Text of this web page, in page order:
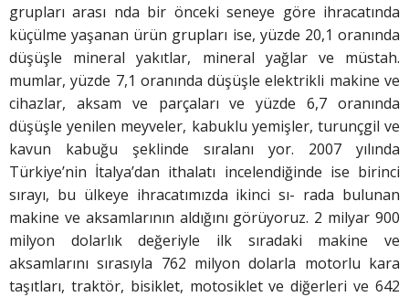
grupları arası nda bir önceki seneye göre ihracatında
küçülme yaşanan ürün grupları ise, yüzde 20,1 oranında
düşüşle mineral yakıtlar, mineral yağlar ve müstah.
mumlar, yüzde 7,1 oranında düşüşle elektrikli makine ve
cihazlar, aksam ve parçaları ve yüzde 6,7 oranında
düşüşle yenilen meyveler, kabuklu yemişler, turunçgil ve
kavun kabuğu şeklinde sıralanı yor. 2007 yılında
Türkiye’nin İtalya’dan ithalatı incelendiğinde ise birinci
sırayı, bu ülkeye ihracatımızda ikinci sı- rada bulunan
makine ve aksamlarının aldığını görüyoruz. 2 milyar 900
milyon dolarlık değeriyle ilk sıradaki makine ve
aksamlarını sırasıyla 762 milyon dolarla motorlu kara
taşıtları, traktör, bisiklet, motosiklet ve diğerleri ve 642